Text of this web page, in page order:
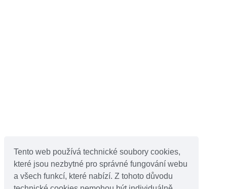
Tento web používá technické soubory cookies,
které jsou nezbytné pro správné fungování webu
a všech funkcí, které nabízí. Z tohoto důvodu